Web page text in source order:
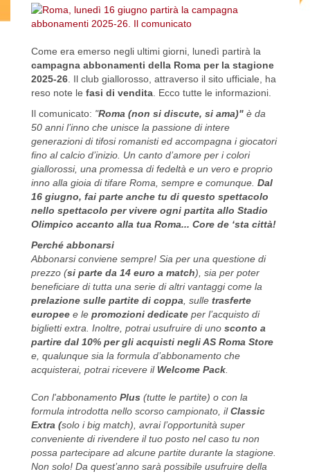
Come era emerso negli ultimi giorni, lunedì partirà la
campagna abbonamenti della Roma per la stagione
2025-26. Il club giallorosso, attraverso il sito ufficiale, ha
reso note le fasi di vendita. Ecco tutte le informazioni.
Il comunicato: "Roma (non si discute, si ama)" è da
50 anni l’inno che unisce la passione di intere
generazioni di tifosi romanisti ed accompagna i giocatori
fino al calcio d’inizio. Un canto d’amore per i colori
giallorossi, una promessa di fedeltà e un vero e proprio
inno alla gioia di tifare Roma, sempre e comunque. Dal
16 giugno, fai parte anche tu di questo spettacolo
nello spettacolo per vivere ogni partita allo Stadio
Olimpico accanto alla tua Roma... Core de ‘sta città!
Perché abbonarsi
Abbonarsi conviene sempre! Sia per una questione di
prezzo (si parte da 14 euro a match), sia per poter
beneficiare di tutta una serie di altri vantaggi come la
prelazione sulle partite di coppa, sulle trasferte
europee e le promozioni dedicate per l’acquisto di
biglietti extra. Inoltre, potrai usufruire di uno sconto a
partire dal 10% per gli acquisti negli AS Roma Store
e, qualunque sia la formula d’abbonamento che
acquisterai, potrai ricevere il Welcome Pack.
Con l'abbonamento Plus (tutte le partite) o con la
formula introdotta nello scorso campionato, ilClassic
Extra (solo i big match), avrai l’opportunità super
conveniente di rivendere il tuo posto nel caso tu non
possa partecipare ad alcune partite durante la stagione.
Non solo! Da quest’anno sarà possibile usufruire della